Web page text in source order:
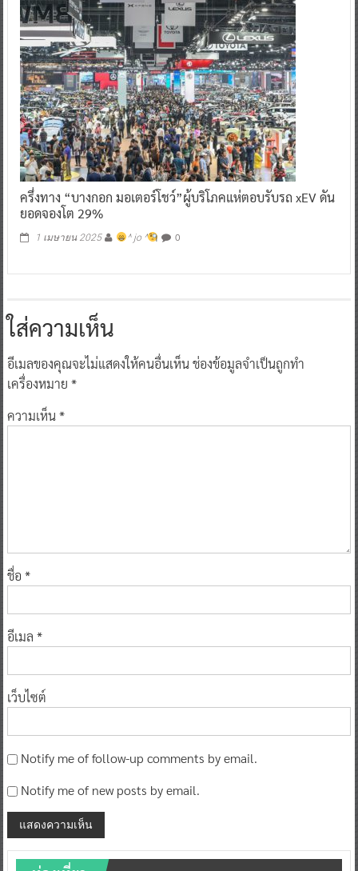
ครึ่งทาง “บางกอก มอเตอร์โชว์”ผู้บริโภคแห่ตอบรับรถ xEV ดัน
ยอดจองโต 29%
1 เมษายน 2025 ^ jo ^ 0
ใส่ความเห็น
อีเมลของคุณจะไม่แสดงให้คนอื่นเห็นช่องข้อมูลจำเป็นถูกทำ
เครื่องหมาย *
ความเห็น*
ชื่อ *
อีเมล *
เว็บไซต์
Notify me of follow-up comments by email.
Notify me of new posts by email.